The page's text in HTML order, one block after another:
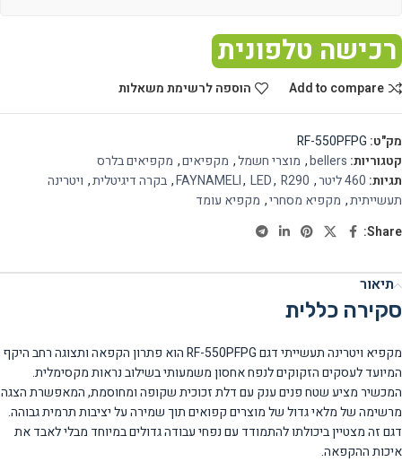
רכישה טלפונית
Add to compare הוספה לרשימת משאלות
מק"ט: RF-550PFPG
קטגוריות: bellers
, מוצרי חשמל, מקפיאים, מקפיאים בלרס
תגיות: 460 ליטר ,
FAYNAMELI, LED, R290
, בקרה דיגיטלית, ויטרינה
תעשייתית, מקפיא מסחרי, מקפיא עומד
Share:
תיאור
סקירה כללית
מקפיא ויטרינה תעשייתי דגם RF-550PFPG הוא פתרון הקפאה ותצוגה רחב היקף
המיועד לעסקים הזקוקים לנפח אחסון משמעותי בשילוב נראות מקסימלית.
המכשיר מציע שטח פנים ענק עם דלת זכוכית שקופה ומחוסמת, המאפשרת הצגה
מרשימה של מלאי גדול של מוצרים קפואים תוך שמירה על יציבות תרמית גבוהה.
דגם זה מצטיין ביכולתו להתמודד עם נפחי עבודה גדולים במיוחד מבלי לאבד את
איכות ההקפאה.